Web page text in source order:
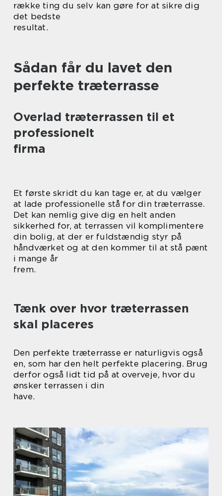
række ting du selv kan gøre for at sikre dig
det bedste
resultat.
Sådan får du lavet den
perfekte træterrasse
Overlad træterrassen til et
professionelt
firma
Et første skridt du kan tage er, at du vælger
at lade professionelle stå for din træterrasse.
Det kan nemlig give dig en helt anden
sikkerhed for, at terrassen vil komplimentere
din bolig, at der er fuldstændig styr på
håndværket og at den kommer til at stå pænt
i mange år
frem.
Tænk over hvor træterrassen
skal placeres
Den perfekte træterrasse er naturligvis også
en, som har den helt perfekte placering. Brug
derfor også lidt tid på at overveje, hvor du
ønsker terrassen i din
have.